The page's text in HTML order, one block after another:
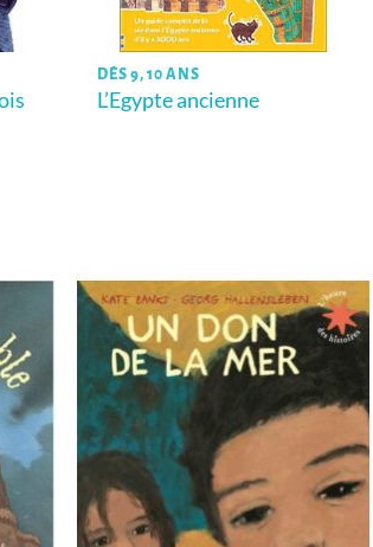
DÈS 9, 10 ANS
L’Egypte ancienne